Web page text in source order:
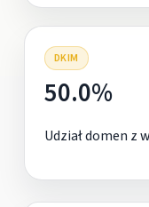
DKIM
50.0%
Udział domen z